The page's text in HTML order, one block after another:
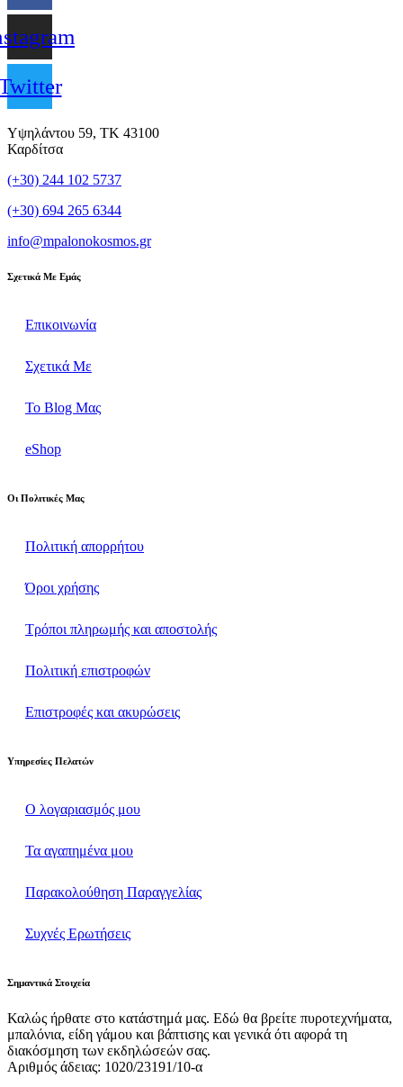
Υψηλάντου 59, ΤΚ 43100
Καρδίτσα
(+30) 244 102 5737
(+30) 694 265 6344
info@mpalonokosmos.gr
Σχετικά Με Εμάς
Επικοινωνία
Σχετικά Με
Το Blog Μας
eShop
Οι Πολιτικές Μας
Πολιτική απορρήτου
Όροι χρήσης
Τρόποι πληρωμής και αποστολής
Πολιτική επιστροφών
Επιστροφές και ακυρώσεις
Υπηρεσίες Πελατών
Ο λογαριασμός μου
Τα αγαπημένα μου
Παρακολούθηση Παραγγελίας
Συχνές Ερωτήσεις
Σημαντικά Στοιχεία
Καλώς ήρθατε στο κατάστημά μας. Εδώ θα βρείτε πυροτεχνήματα,
μπαλόνια, είδη γάμου και βάπτισης και γενικά ότι αφορά τη
διακόσμηση των εκδηλώσεών σας.
Αριθμός άδειας: 1020/23191/10-α